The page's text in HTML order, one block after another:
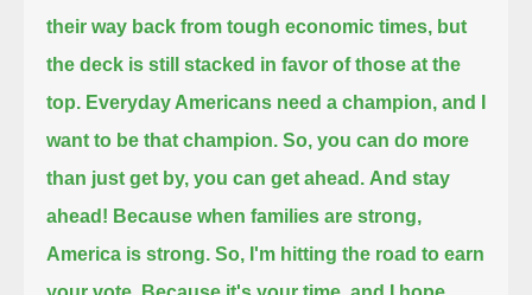
their way back from tough economic times, but
the deck is still stacked in favor of those at the
top. Everyday Americans need a champion, and I
want to be that champion. So, you can do more
than just get by, you can get ahead. And stay
ahead! Because when families are strong,
America is strong. So, I'm hitting the road to earn